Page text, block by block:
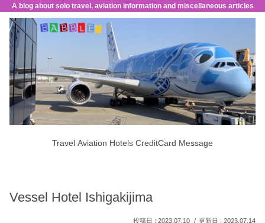
A blog about solo travel, aviation information and miscellaneous articles
Travel Aviation Hotels CreditCard Message
Vessel Hotel Ishigakijima
2023.07.10 2023.07.14